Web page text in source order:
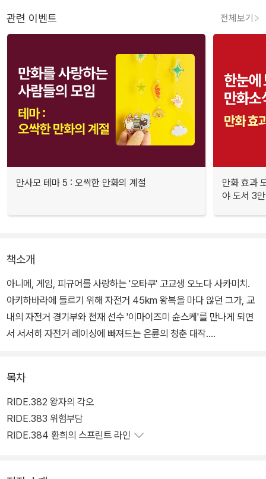
관련 이벤트 전체보기
만사모 테마 5 : 오싹한 만화의 계절
만화 효과
야 도서 3
책소개
아니메, 게임, 피규어를 사랑하는 '오타쿠' 고교생 오노다 사카미치.
아키하바라에 들르기 위해 자전거 45km 왕복을 마다 않던 그가, 교
내의 자전거 경기부와 천재 선수 '이마이즈미 슌스케'를 만나게 되면
서 서서히 자전거 레이싱에 빠져드는 은륜의 청춘 대작.
목차
RIDE.382 왕자의 각오
RIDE.383 위험부담
RIDE.384 환희의 스프린트 라인